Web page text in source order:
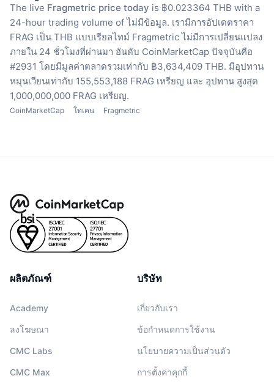
The live Fragmetric price today is ฿0.023364 THB with a
24-hour trading volume of ไม่มีข้อมูล. เรามีการอัปเดตราคา
FRAG เป็น THB แบบเรียลไทม์ Fragmetric ไม่มีการเปลี่ยนแปลง
ภายใน 24 ชั่วโมงที่ผ่านมา อันดับ CoinMarketCap ปัจจุบันคือ
#2931 โดยมีมูลค่าตลาดรวมเท่ากับ ฿3,634,409 THB. มีอุปทาน
หมุนเวียนเท่ากับ 155,553,188 FRAG เหรียญ และ อุปทาน สูงสุด
1,000,000,000 FRAG เหรียญ.
CoinMarketCap โทเคน Fragmetric
ผลิตภัณฑ์
Academy
ลงโฆษณา
CMC Labs
CMC Max
บริษัท
เกี่ยวกับเรา
ข้อกำหนดการใช้งาน
นโยบายความเป็นส่วนตัว
การตั้งค่าคุกกี้